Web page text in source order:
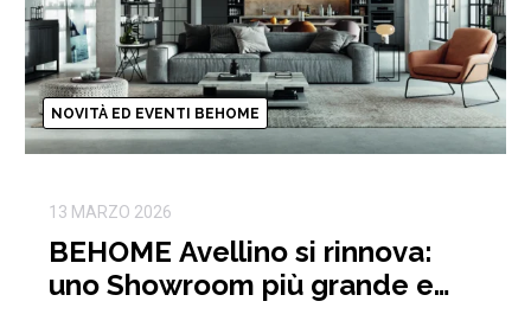
NOVITÀ ED EVENTI BEHOME
13 MARZO 2026
BEHOME Avellino si rinnova:
uno Showroom più grande e